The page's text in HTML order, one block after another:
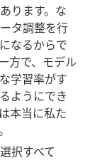
ります。な
タ調整を行
なるからで
方で、モデル
学習率がす
ようにでき
本当に私た
択すべて